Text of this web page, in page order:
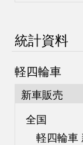
統計資料
軽四輪車
新車販売
全国
軽四輪車